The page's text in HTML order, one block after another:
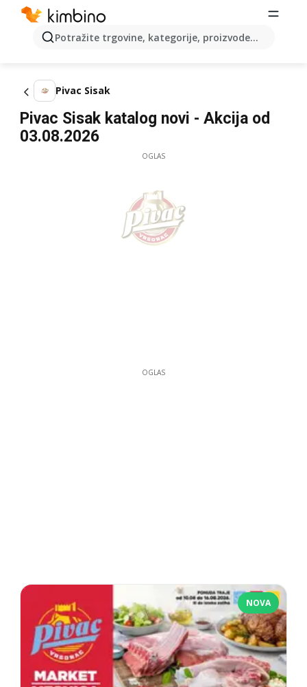
Potražite trgovine, kategorije, proizvode...
Pivac Sisak
Pivac Sisak katalog novi - Akcija od
03.08.2026
OGLAS
OGLAS
NOVA